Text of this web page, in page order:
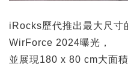
iRocks歷代推出最大尺寸
WirForce 2024曝光，
並展現180 x 80 cm大面